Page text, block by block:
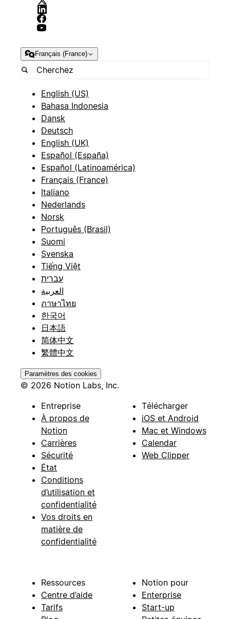
Français (France)
English (US)
Bahasa Indonesia
Dansk
Deutsch
English (UK)
Español (España)
Español (Latinoamérica)
Français (France)
Italiano
Nederlands
Norsk
Português (Brasil)
Suomi
Svenska
Tiếng Việt
עברית
العربية
ภาษาไทย
한국어
日本語
简体中文
繁體中文
Paramètres des cookies
© 2026 Notion Labs, Inc.
Entreprise
À propos de
Notion
Carrières
Sécurité
État
Conditions
d’utilisation et
confidentialité
Vos droits en
matière de
confidentialité
Télécharger
iOS et Android
Mac et Windows
Calendar
Web Clipper
Ressources
Centre d’aide
Tarifs
Notion pour
Enterprise
Start-up